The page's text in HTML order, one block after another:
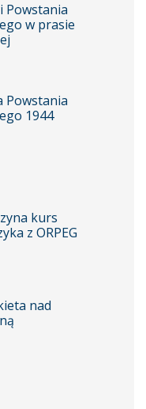
Powstania
w prasie
Powstania
1944
kurs
z ORPEG
nad